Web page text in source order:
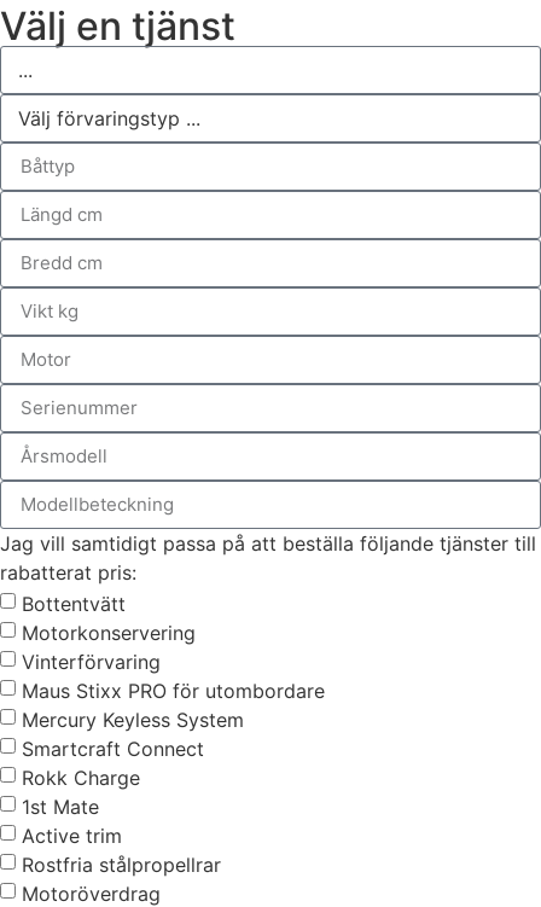
Välj en tjänst
Jag vill samtidigt passa på att beställa följande tjänster till
rabatterat pris:
Bottentvätt
Motorkonservering
Vinterförvaring
Maus Stixx PRO för utombordare
Mercury Keyless System
Smartcraft Connect
Rokk Charge
1st Mate
Active trim
Rostfria stålpropellrar
Motoröverdrag